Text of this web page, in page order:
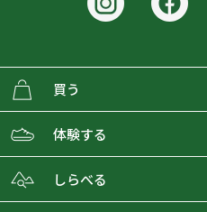
買う
ECMALLの商品をさがす
取り扱いブランド一覧
体験する
おとな女子登山部
しらべる